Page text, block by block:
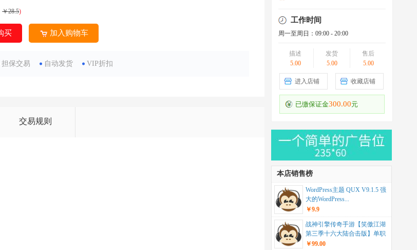
￥28.5)
买 加入购物车
担保交易 自动发货 VIP折扣
交易规则
工作时间
周一至周日：09:00 - 20:00
描述
5.00
发货
5.00
售后
5.00
进入店铺 收藏店铺
已缴保证金300.00元
本店销售榜
WordPress主题 QUX V9.1.5 强
大的WordPress...
￥9.9
战神引擎传奇手游【笑傲江湖
第三季十六大陆合击版】单职
业+安卓苹果双端+...
￥99.00